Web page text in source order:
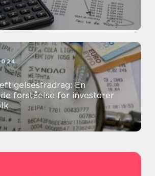
En
forståelse for investorer